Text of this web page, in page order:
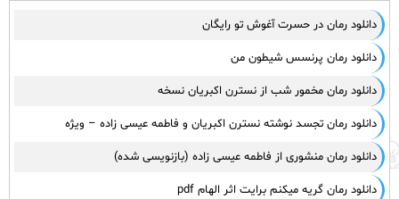
دانلود رمان در حسرت آغوش تو رایگان
دانلود رمان پرنسس شیطون من
دانلود رمان مخمور شب از نسترن اکبریان نسخه
دانلود رمان تجسد نوشته نسترن اکبریان و فاطمه عیسی زاده – ویژه
دانلود رمان منشوری از فاطمه عیسی زاده (بازنویسی شده)
دانلود رمان گریه میکنم برایت اثر الهام pdf